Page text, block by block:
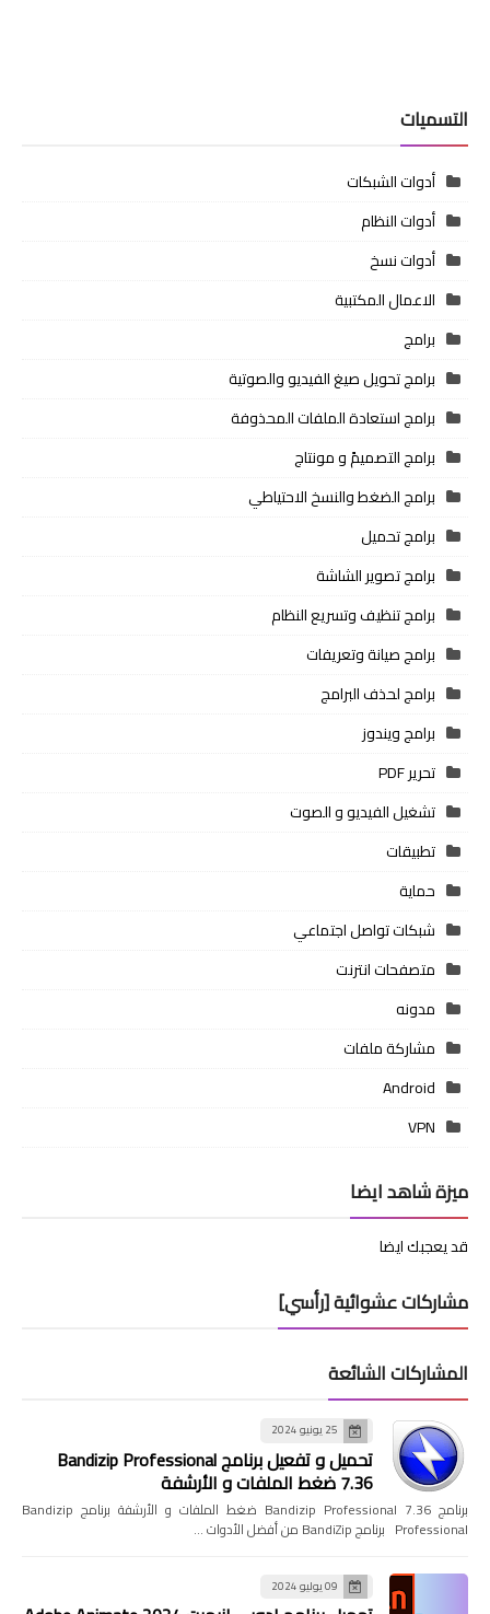
التسميات
أدوات الشبكات
أدوات النظام
أدوات نسخ
الاعمال المكتبية
برامج
برامج تحويل صيغ الفيديو والصوتية
برامج استعادة الملفات المحذوفة
برامج التصميمً و مونتاج
برامج الضغط والنسخ الاحتياطي
برامج تحميل
برامج تصوير الشاشة
برامج تنظيف وتسريع النظام
برامج صيانة وتعريفات
برامج لحذف البرامج
برامج ويندوز
تحرير PDF
تشغيل الفيديو و الصوت
تطبيقات
حماية
شبكات تواصل اجتماعي
متصفحات انترنت
مدونه
مشاركة ملفات
Android
VPN
ميزة شاهد ايضا
قد يعجبك ايضا
مشاركات عشوائية [رأسي]
المشاركات الشائعة
25 يونيو 2024
تحميل و تفعيل برنامج Bandizip Professional
7.36 ضغط الملفات و الأرشفة
برنامج Bandizip Professional 7.36 ضغط الملفات و الأرشفة برنامج Bandizip
Professional برنامج BandiZip من أفضل الأدوات …
09 يوليو 2024